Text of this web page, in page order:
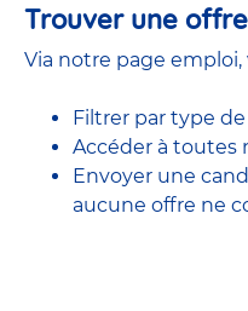
Trouver une
Via notre page emploi,
Filtrer par type
Accéder à toutes
Envoyer une
aucune offre ne